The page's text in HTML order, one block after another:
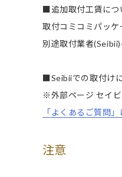
■追加取付工賃につ
取付コミコミパッケ
別途取付業者(Seibii)
■Seibiiでの取付け
※外部ページ セイビ
「よくあるご質問
注意